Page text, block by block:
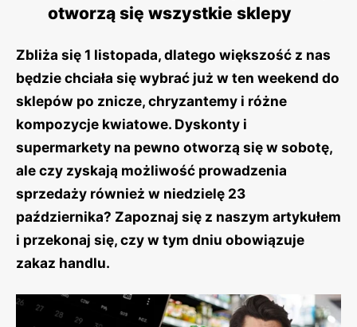
otworzą się wszystkie sklepy
Zbliża się 1 listopada, dlatego większość z nas
będzie chciała się wybrać już w ten weekend do
sklepów po znicze, chryzantemy i różne
kompozycje kwiatowe. Dyskonty i
supermarkety na pewno otworzą się w sobotę,
ale czy zyskają możliwość prowadzenia
sprzedaży również w niedzielę 23
października? Zapoznaj się z naszym artykułem
i przekonaj się, czy w tym dniu obowiązuje
zakaz handlu.